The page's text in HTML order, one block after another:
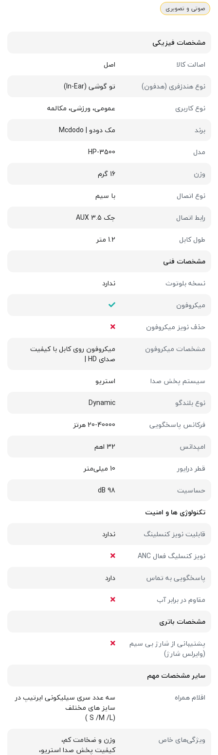
صوتی و تصویری
مشخصات فیزیکی
اصالت کالا
اصل
نوع هندزفری (هدفون)
تو گوشی (In-Ear)
نوع کاربری
عمومی، ورزشی، مکالمه
برند
مک دودو | Mcdodo
مدل
HP-3500
وزن
16 گرم
نوع اتصال
با سیم
رابط اتصال
جک 3.5 AUX
طول کابل
1.2 متر
مشخصات فنی
نسخه بلوتوث
ندارد
میکروفون
حذف نویز میکروفون
مشخصات میکروفون
میکروفون روی کابل با کیفیت
صدای HD |
سیستم پخش صدا
استریو
نوع بلندگو
Dynamic
فرکانس پاسخگویی
20-40000 هرتز
امپدانس
32 اهم
قطر درایور
10 میلی‌متر
حساسیت
98 dB
تکنولوژی ها و امنیت
قابلیت نویز کنسلینگ
ندارد
نویز کنسلیگ فعال ANC
پاسخگویی به تماس
دارد
مقاوم در برابر آب
مشخصات باتری
پشتیبانی از شارژ بی سیم
(وایرلس شارژ)
سایر مشخصات مهم
اقلام همراه
سه عدد سری سیلیکونی ایرتیپ در
سایز های مختلف
(S /M /L )
ویژگی‌های خاص
وزن و ضخامت کم،
کیفیت پخش صدا استریو،